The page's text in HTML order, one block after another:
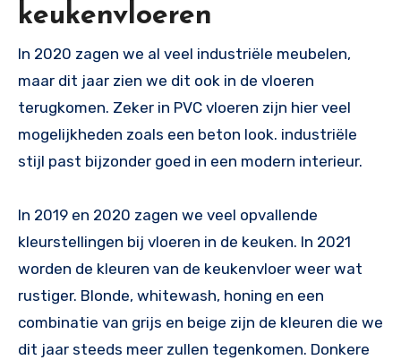
keukenvloeren
In 2020 zagen we al veel industriële meubelen,
maar dit jaar zien we dit ook in de vloeren
terugkomen. Zeker in PVC vloeren zijn hier veel
mogelijkheden zoals een beton look. industriële
stijl past bijzonder goed in een modern interieur.
In 2019 en 2020 zagen we veel opvallende
kleurstellingen bij vloeren in de keuken. In 2021
worden de kleuren van de keukenvloer weer wat
rustiger. Blonde, whitewash, honing en een
combinatie van grijs en beige zijn de kleuren die we
dit jaar steeds meer zullen tegenkomen. Donkere